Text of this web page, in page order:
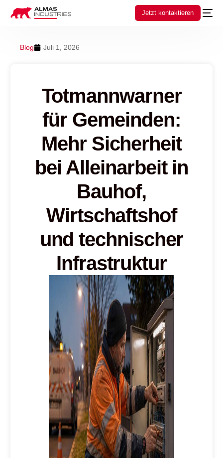
Jetzt kontaktieren
Blog Juli 1, 2026
Totmannwarner
für Gemeinden:
Mehr Sicherheit
bei Alleinarbeit in
Bauhof,
Wirtschaftshof
und technischer
Infrastruktur